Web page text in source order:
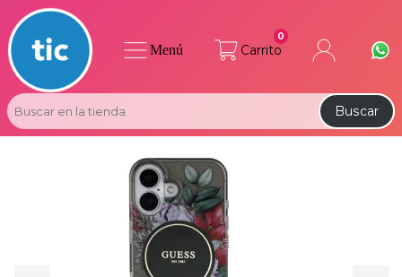
Carrito
0
Buscar
Menú